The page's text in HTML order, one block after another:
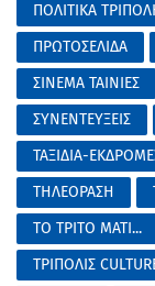
ΠΟΛΙΤΙΚΑ
ΠΡΩΤΟΣΕΛΙΔΑ
ΣΙΝΕΜΑ ΤΑΙΝΙΕΣ
ΣΥΝΕΝΤΕΥΞΕΙΣ
ΤΑΞΙΔΙΑ-
ΤΗΛΕΟΡΑΣΗ
ΤΟ ΤΡΙΤΟ ΜΑΤΙ...
ΤΡΙΠΟΛΙΣ